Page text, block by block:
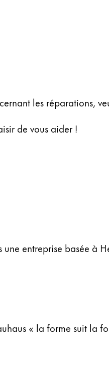
les réparations,
de vous aider !
une entreprise basée à
« la forme suit la